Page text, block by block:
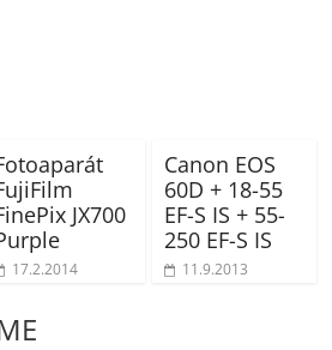
JX700
17.2.2014
Canon EOS
60D + 18-55
EF-S IS + 55-
250 EF-S IS
11.9.2013